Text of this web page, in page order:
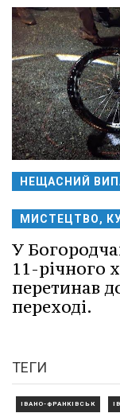
НЕЩАСНИЙ
МИСТЕЦТВО,
У
11-річного
перетинав
переході.
ТЕГИ
ІВАНО-ФРАНКІВСЬК